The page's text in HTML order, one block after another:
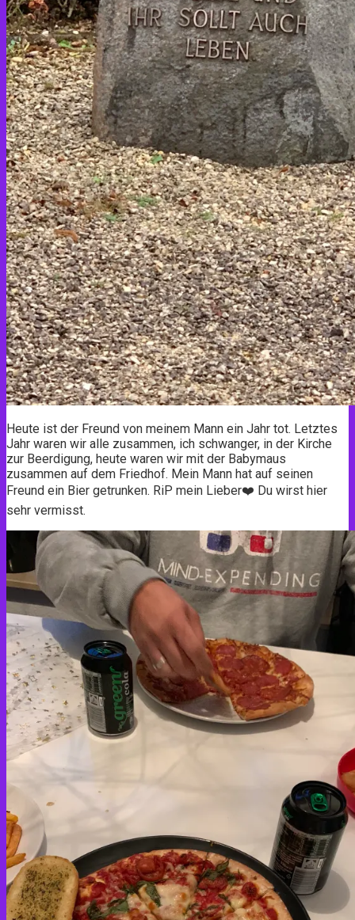
Heute ist der Freund von meinem Mann ein Jahr tot. Letztes
Jahr waren wir alle zusammen, ich schwanger, in der Kirche
zur Beerdigung, heute waren wir mit der Babymaus
zusammen auf dem Friedhof. Mein Mann hat auf seinen
Freund ein Bier getrunken. RiP mein Lieber❤️ Du wirst hier
sehr vermisst.